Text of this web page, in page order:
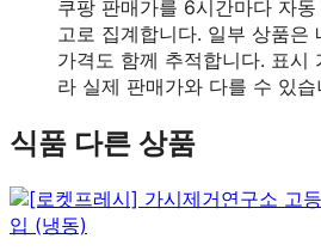
쿠팡 판매가를 6시간마다 자
고로 집계합니다. 일부 상품은
가격도 함께 추적합니다. 표시
라 실제 판매가와 다를 수 있습
식품 다른 상품